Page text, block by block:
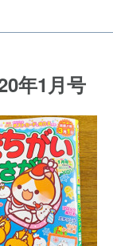
年1月号